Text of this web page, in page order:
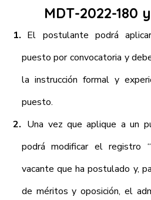
MDT-2022-180
El postulante podrá
puesto por convocatoria y
la instrucción formal y
puesto.
Una vez que aplique a un
podrá modificar el registro
vacante que ha postulado y,
de méritos y oposición, el